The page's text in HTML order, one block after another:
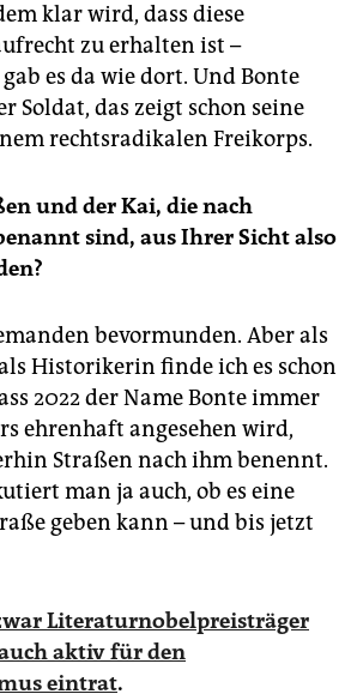
klar wird, dass diese
zu erhalten ist –
es da wie dort. Und Bonte
Soldat, das zeigt schon seine
rechtsradikalen Freikorps.
und der Kai, die nach
sind, aus Ihrer Sicht also
bevormunden. Aber als
Historikerin finde ich es schon
2022 der Name Bonte immer
ehrenhaft angesehen wird,
Straßen nach ihm benennt.
man ja auch, ob es eine
geben kann – und bis jetzt
Literaturnobelpreisträger
aktiv für den
eintrat.